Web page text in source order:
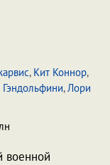
, Кит Коннор,
,Лори
военной